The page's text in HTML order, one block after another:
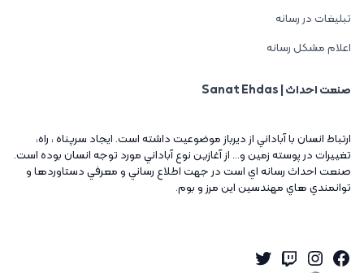
تبلیغات در رسانه
اعلام مشکل رسانه
صنعت احداث | Sanat Ehdas
ارتباط انسان با آباداني از ديرباز موضوعيت داشته است. ايجاد سرپناه ، راه،
تغييرات در پوسته زمين و... از آغازين نوع آباداني مورد توجه انسان بوده است.
صنعت احداث رسانه اي است در جهت اطلاع رساني و معرفي دستاوردها و
توانمندي هاي مهندسين اين مرز و بوم.
Facebook
Instagram
Twitch
Twitter